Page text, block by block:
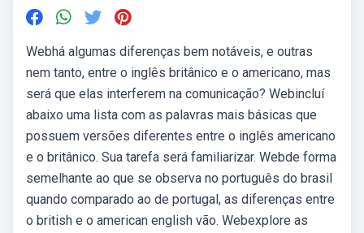
Webhá algumas diferenças bem notáveis, e outras
nem tanto, entre o inglês britânico e o americano, mas
será que elas interferem na comunicação? Webincluí
abaixo uma lista com as palavras mais básicas que
possuem versões diferentes entre o inglês americano
e o britânico. Sua tarefa será familiarizar. Webde forma
semelhante ao que se observa no português do brasil
quando comparado ao de portugal, as diferenças entre
o british e o american english vão. Webexplore as